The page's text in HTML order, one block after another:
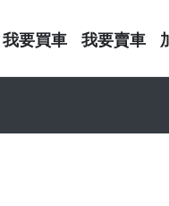
我要買車 我要賣車